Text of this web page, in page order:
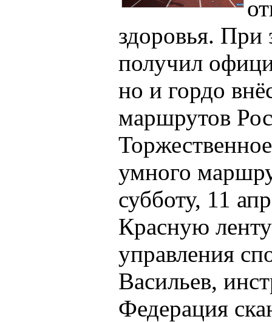
здоровья. При
получил
но и гордо
маршрутов
умного
субботу, 11
Красную
управления
Васильев,
Федерация